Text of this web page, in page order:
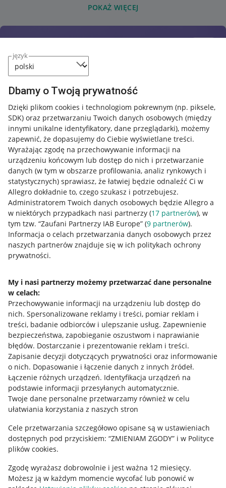
język
Dbamy o Twoją prywatność
Dzięki plikom cookies i technologiom pokrewnym (np. piksele,
SDK) oraz przetwarzaniu Twoich danych osobowych (między
innymi unikalne identyfikatory, dane przeglądarki), możemy
zapewnić, że dopasujemy do Ciebie wyświetlane treści.
Wyrażając zgodę na przechowywanie informacji na
urządzeniu końcowym lub dostęp do nich i przetwarzanie
danych (w tym w obszarze profilowania, analiz rynkowych i
statystycznych) sprawiasz, że łatwiej będzie odnaleźć Ci w
Allegro dokładnie to, czego szukasz i potrzebujesz.
Administratorem Twoich danych osobowych będzie Allegro a
w niektórych przypadkach nasi partnerzy (17 partnerów), w
tym tzw. “Zaufani Partnerzy IAB Europe” (9 partnerów).
Informacja o celach przetwarzania danych osobowych przez
naszych partnerów znajduje się w ich politykach ochrony
prywatności.
My i nasi partnerzy możemy przetwarzać dane personalne
w celach:
Przechowywanie informacji na urządzeniu lub dostęp do
nich. Spersonalizowane reklamy i treści, pomiar reklam i
treści, badanie odbiorców i ulepszanie usług. Zapewnienie
bezpieczeństwa, zapobieganie oszustwom i naprawianie
błędów. Dostarczanie i prezentowanie reklam i treści.
Zapisanie decyzji dotyczących prywatności oraz informowanie
o nich. Dopasowanie i łączenie danych z innych źródeł.
Łączenie różnych urządzeń. Identyfikacja urządzeń na
podstawie informacji przesyłanych automatycznie.
Twoje dane personalne przetwarzamy również w celu
ułatwiania korzystania z naszych stron
Cele przetwarzania szczegółowo opisane są w ustawieniach
dostępnych pod przyciskiem: “ZMIENIAM ZGODY” i w Polityce
plików cookies.
Zgodę wyrażasz dobrowolnie i jest ważna 12 miesięcy.
Możesz ją w każdym momencie wycofać lub ponowić w
POKAŻ WIĘCEJ
Przydatne informacje
Jak to działa
Allegro Gadane dla sprzedających
Allegro Gadane dla kupujących
Mapa miejscowości
Informacje prawne
Regulamin
Polityka plików "cookies"
Ustawienia plików "cookies"
Udostępnianie lokalizacji
Informacje dla Aktu o Usługach Cyfrowych
Pobierz aplikację